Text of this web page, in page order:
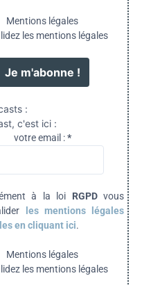
Mentions légales
les mentions légales
:
c'est ici :
votre email :*
à la loi RGPDvous
les mentions légales
en cliquant ici.
Mentions légales
les mentions légales